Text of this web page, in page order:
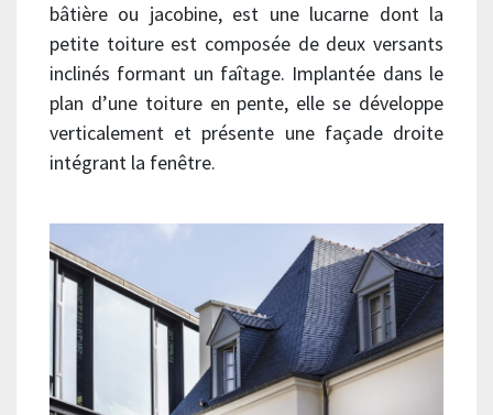
bâtière ou jacobine, est une lucarne dont la
petite toiture est composée de deux versants
inclinés formant un faîtage. Implantée dans le
plan d’une toiture en pente, elle se développe
verticalement et présente une façade droite
intégrant la fenêtre.